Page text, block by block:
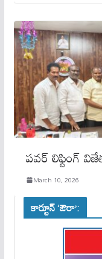
పవర్ లిఫ్టింగ్
March 10, 2026
కార్టూన్ ‘ఔరా’: